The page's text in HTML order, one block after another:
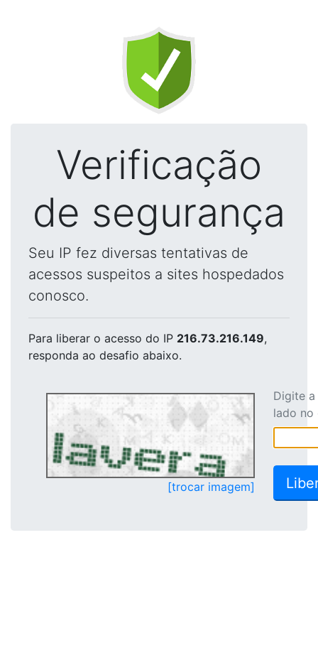
Verificação
de segurança
Seu IP fez diversas tentativas de
acessos suspeitos a sites hospedados
conosco.
Para liberar o acesso do IP 216.73.216.149,
responda ao desafio abaixo.
[trocar imagem]
Digite
lado no